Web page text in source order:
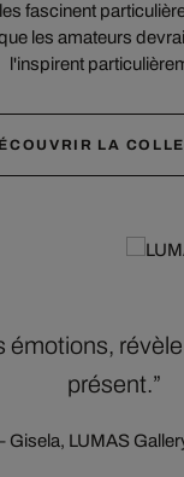
fascinent
les amateurs
l'inspirent
LA
émotions,
présent.”
Gisela, LUMAS